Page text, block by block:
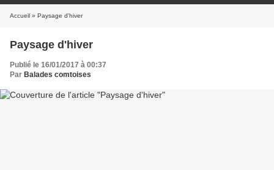
Accueil » Paysage d'hiver
Paysage d'hiver
Publié le 16/01/2017 à 00:37
Par Balades comtoises